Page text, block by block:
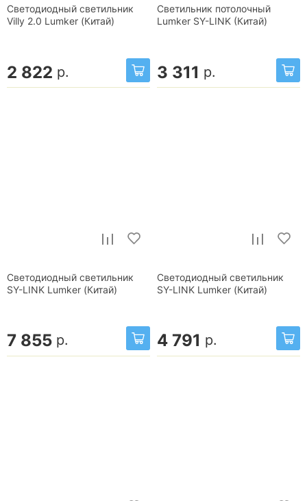
Светодиодный светильник
Villy 2.0 Lumker (Китай)
2 822 р.
Светильник потолочный
Lumker SY-LINK (Китай)
3 311 р.
Светодиодный светильник
SY-LINK Lumker (Китай)
7 855 р.
Светодиодный светильник
SY-LINK Lumker (Китай)
4 791 р.